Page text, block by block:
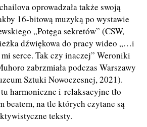
oprowadzała także swoją
16-bitową muzyką po wystawie
„Potęga sekretów” (CSW,
dźwiękowa do pracy wideo „…i
serce. Tak czy inaczej” Weroniki
zabrzmiała podczas Warszawy
Sztuki Nowoczesnej, 2021).
harmoniczne i relaksacyjne tło
beatem, na tle których czytane są
teksty.